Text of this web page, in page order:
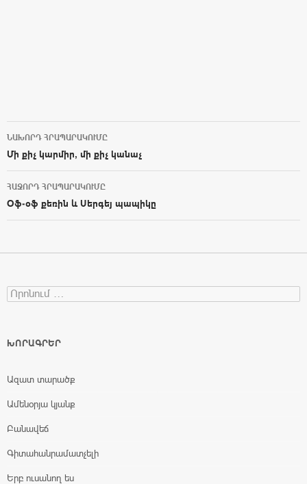
Post navigation
ՆԱԽՈՐԴ ՀՐԱՊԱՐԱԿՈՒՄԸ
Մի քիչ կարմիր, մի քիչ կանաչ
ՀԱՋՈՐԴ ՀՐԱՊԱՐԱԿՈՒՄԸ
Օֆ-օֆ քեռին և Սերգեյ պապիկը
Search for:
ԽՈՐԱԳՐԵՐ
Ազատ տարածք
Ամենօրյա կյանք
Բանավեճ
Գիտահանրամատչելի
Երբ ուսանող ես